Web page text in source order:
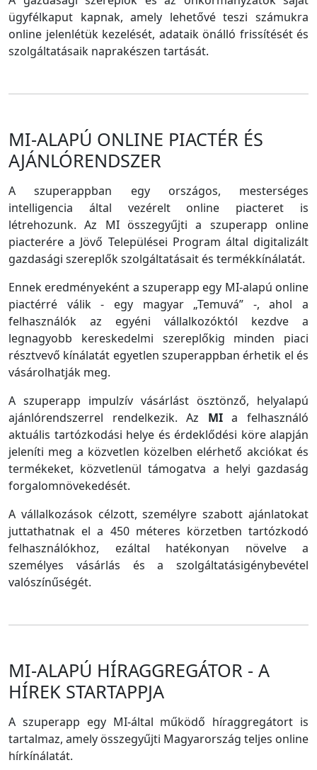
ügyfélkaput kapnak, amely lehetővé teszi számukra
online jelenlétük kezelését, adataik önálló frissítését és
szolgáltatásaik naprakészen tartását.
MI-ALAPÚ ONLINE PIACTÉR ÉS
AJÁNLÓRENDSZER
A szuperappban egy országos, mesterséges
intelligencia által vezérelt online piacteret is
létrehozunk. Az MI összegyűjti a szuperapp online
piacterére a Jövő Települései Program által digitalizált
gazdasági szereplők szolgáltatásait és termékkínálatát.
Ennek eredményeként a szuperapp egy MI-alapú online
piactérré válik - egy magyar „Temuvá” -, ahol a
felhasználók az egyéni vállalkozóktól kezdve a
legnagyobb kereskedelmi szereplőkig minden piaci
résztvevő kínálatát egyetlen szuperappban érhetik el és
vásárolhatják meg.
A szuperapp impulzív vásárlást ösztönző, helyalapú
ajánlórendszerrel rendelkezik. Az MIa felhasználó
aktuális tartózkodási helye és érdeklődési köre alapján
jeleníti meg a közvetlen közelben elérhető akciókat és
termékeket, közvetlenül támogatva a helyi gazdaság
forgalomnövekedését.
A vállalkozások célzott, személyre szabott ajánlatokat
juttathatnak el a 450 méteres körzetben tartózkodó
felhasználókhoz, ezáltal hatékonyan növelve a
személyes vásárlás és a szolgáltatásigénybevétel
valószínűségét.
MI-ALAPÚ HÍRAGGREGÁTOR - A
HÍREK STARTAPPJA
A szuperapp egy MI-által működő híraggregátort is
tartalmaz, amely összegyűjti Magyarország teljes online
hírkínálatát.